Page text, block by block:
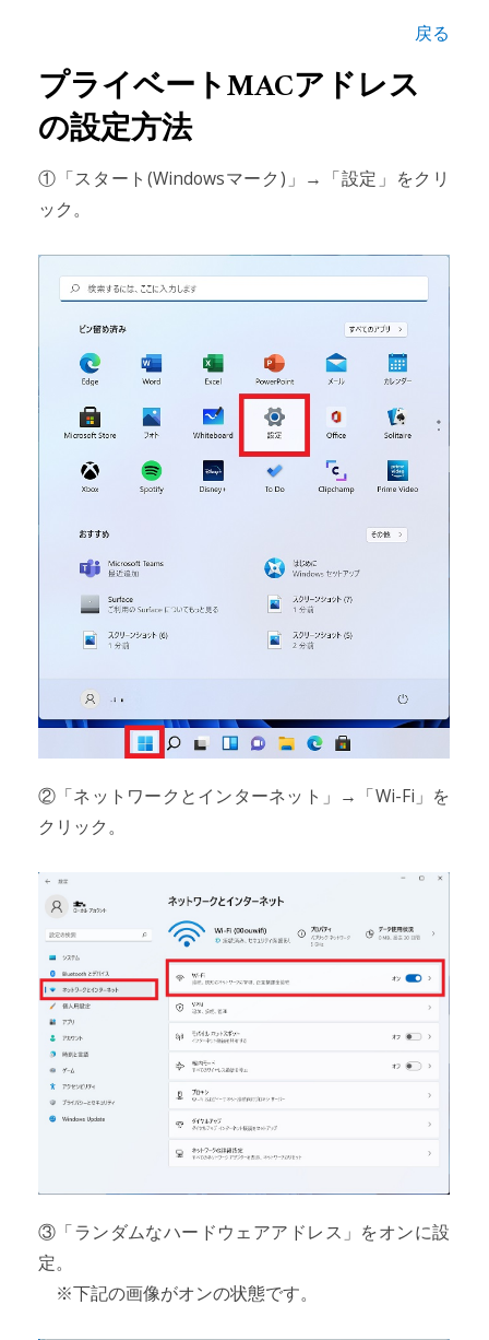
戻る
プライベートMACアドレス
の設定方法
①「スタート(Windowsマーク)」→「設定」をクリ
ック。
②「ネットワークとインターネット」→「Wi-Fi」を
クリック。
③「ランダムなハードウェアアドレス」をオンに設
定。
※下記の画像がオンの状態です。